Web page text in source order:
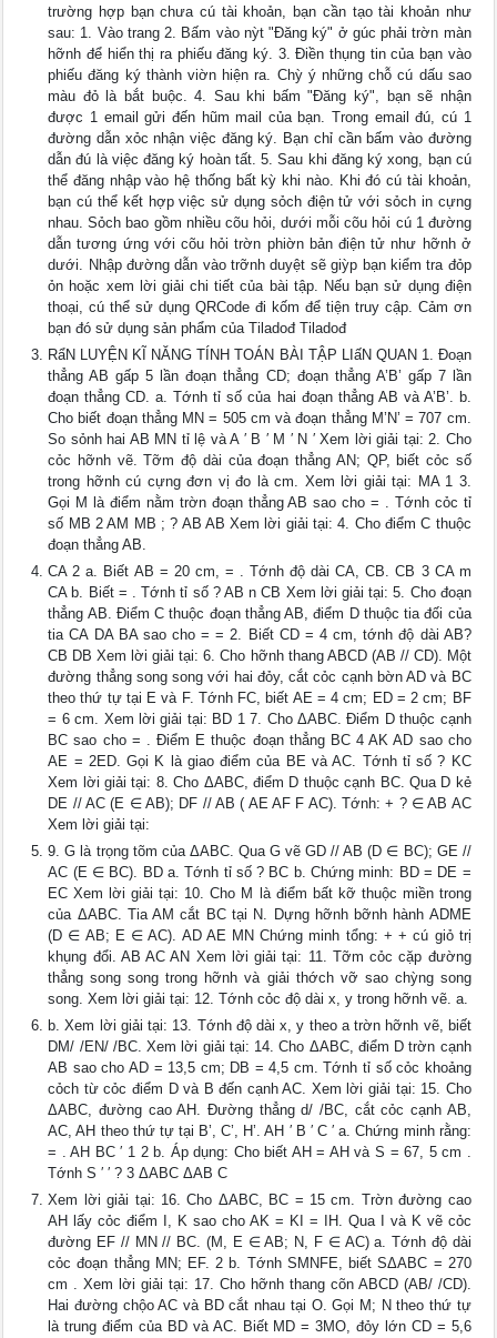
trường hợp bạn chưa cú tài khoản, bạn cần tạo tài khoản như
sau: 1. Vào trang 2. Bấm vào nỳt "Đăng ký" ở gúc phải trờn màn
hỡnh để hiển thị ra phiếu đăng ký. 3. Điền thụng tin của bạn vào
phiếu đăng ký thành viờn hiện ra. Chỳ ý những chỗ cú dấu sao
màu đỏ là bắt buộc. 4. Sau khi bấm "Đăng ký", bạn sẽ nhận
được 1 email gửi đến hũm mail của bạn. Trong email đú, cú 1
đường dẫn xỏc nhận việc đăng ký. Bạn chỉ cần bấm vào đường
dẫn đú là việc đăng ký hoàn tất. 5. Sau khi đăng ký xong, bạn cú
thể đăng nhập vào hệ thống bất kỳ khi nào. Khi đó cú tài khoản,
bạn cú thể kết hợp việc sử dụng sỏch điện tử với sỏch in cựng
nhau. Sỏch bao gồm nhiều cõu hỏi, dưới mỗi cõu hỏi cú 1 đường
dẫn tương ứng với cõu hỏi trờn phiờn bản điện tử như hỡnh ở
dưới. Nhập đường dẫn vào trỡnh duyệt sẽ giỳp bạn kiểm tra đỏp
ỏn hoặc xem lời giải chi tiết của bài tập. Nếu bạn sử dụng điện
thoại, cú thể sử dụng QRCode đi kốm để tiện truy cập. Cảm ơn
bạn đó sử dụng sản phẩm của Tiladođ Tiladođ
RẩN LUYỆN KĨ NĂNG TÍNH TOÁN BÀI TẬP LIấN QUAN 1. Đoạn
thẳng AB gấp 5 lần đoạn thẳng CD; đoạn thẳng A’B’ gấp 7 lần
đoạn thẳng CD. a. Tớnh tỉ số của hai đoạn thẳng AB và A’B’. b.
Cho biết đoạn thẳng MN = 505 cm và đoạn thẳng M’N’ = 707 cm.
So sỏnh hai AB MN tỉ lệ và A ′ B ′ M ′ N ′ Xem lời giải tại: 2. Cho
cỏc hỡnh vẽ. Tỡm độ dài của đoạn thẳng AN; QP, biết cỏc số
trong hỡnh cú cựng đơn vị đo là cm. Xem lời giải tại: MA 1 3.
Gọi M là điểm nằm trờn đoạn thẳng AB sao cho = . Tớnh cỏc tỉ
số MB 2 AM MB ; ? AB AB Xem lời giải tại: 4. Cho điểm C thuộc
đoạn thẳng AB.
CA 2 a. Biết AB = 20 cm, = . Tớnh độ dài CA, CB. CB 3 CA m
CA b. Biết = . Tớnh tỉ số ? AB n CB Xem lời giải tại: 5. Cho đoạn
thẳng AB. Điểm C thuộc đoạn thẳng AB, điểm D thuộc tia đối của
tia CA DA BA sao cho = = 2. Biết CD = 4 cm, tớnh độ dài AB?
CB DB Xem lời giải tại: 6. Cho hỡnh thang ABCD (AB // CD). Một
đường thẳng song song với hai đỏy, cắt cỏc cạnh bờn AD và BC
theo thứ tự tại E và F. Tớnh FC, biết AE = 4 cm; ED = 2 cm; BF
= 6 cm. Xem lời giải tại: BD 1 7. Cho ΔABC. Điểm D thuộc cạnh
BC sao cho = . Điểm E thuộc đoạn thẳng BC 4 AK AD sao cho
AE = 2ED. Gọi K là giao điểm của BE và AC. Tớnh tỉ số ? KC
Xem lời giải tại: 8. Cho ΔABC, điểm D thuộc cạnh BC. Qua D kẻ
DE // AC (E ∈ AB); DF // AB ( AE AF F AC). Tớnh: + ? ∈ AB AC
Xem lời giải tại:
9. G là trọng tõm của ΔABC. Qua G vẽ GD // AB (D ∈ BC); GE //
AC (E ∈ BC). BD a. Tớnh tỉ số ? BC b. Chứng minh: BD = DE =
EC Xem lời giải tại: 10. Cho M là điểm bất kỡ thuộc miền trong
của ΔABC. Tia AM cắt BC tại N. Dựng hỡnh bỡnh hành ADME
(D ∈ AB; E ∈ AC). AD AE MN Chứng minh tổng: + + cú giỏ trị
khụng đổi. AB AC AN Xem lời giải tại: 11. Tỡm cỏc cặp đường
thẳng song song trong hỡnh và giải thớch vỡ sao chỳng song
song. Xem lời giải tại: 12. Tớnh cỏc độ dài x, y trong hỡnh vẽ. a.
b. Xem lời giải tại: 13. Tớnh độ dài x, y theo a trờn hỡnh vẽ, biết
DM/ /EN/ /BC. Xem lời giải tại: 14. Cho ΔABC, điểm D trờn cạnh
AB sao cho AD = 13,5 cm; DB = 4,5 cm. Tớnh tỉ số cỏc khoảng
cỏch từ cỏc điểm D và B đến cạnh AC. Xem lời giải tại: 15. Cho
ΔABC, đường cao AH. Đường thẳng d/ /BC, cắt cỏc cạnh AB,
AC, AH theo thứ tự tại B’, C’, H’. AH ′ B ′ C ′ a. Chứng minh rằng:
= . AH BC ′ 1 2 b. Áp dụng: Cho biết AH = AH và S = 67, 5 cm .
Tớnh S ′ ′ ? 3 ΔABC ΔAB C
Xem lời giải tại: 16. Cho ΔABC, BC = 15 cm. Trờn đường cao
AH lấy cỏc điểm I, K sao cho AK = KI = IH. Qua I và K vẽ cỏc
đường EF // MN // BC. (M, E ∈ AB; N, F ∈ AC) a. Tớnh độ dài
cỏc đoạn thẳng MN; EF. 2 b. Tớnh SMNFE, biết SΔABC = 270
cm . Xem lời giải tại: 17. Cho hỡnh thang cõn ABCD (AB/ /CD).
Hai đường chộo AC và BD cắt nhau tại O. Gọi M; N theo thứ tự
là trung điểm của BD và AC. Biết MD = 3MO, đỏy lớn CD = 5,6